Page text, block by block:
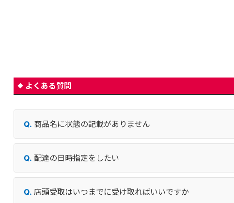
よくある質問
商品名に状態の記載がありません
配達の日時指定をしたい
店頭受取はいつまでに受け取ればいいですか